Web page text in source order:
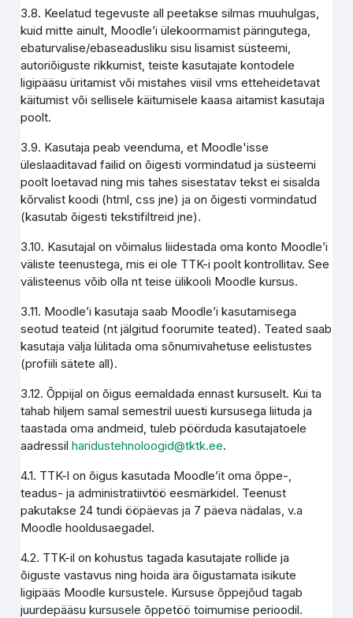
3.8. Keelatud tegevuste all peetakse silmas muuhulgas,
kuid mitte ainult, Moodle’i ülekoormamist päringutega,
ebaturvalise/ebaseadusliku sisu lisamist süsteemi,
autoriõiguste rikkumist, teiste kasutajate kontodele
ligipääsu üritamist või mistahes viisil vms etteheidetavat
käitumist või sellisele käitumisele kaasa aitamist kasutaja
poolt.
3.9. Kasutaja peab veenduma, et Moodle'isse
üleslaaditavad failid on õigesti vormindatud ja süsteemi
poolt loetavad ning mis tahes sisestatav tekst ei sisalda
kõrvalist koodi (html, css jne) ja on õigesti vormindatud
(kasutab õigesti tekstifiltreid jne).
3.10. Kasutajal on võimalus liidestada oma konto Moodle’i
väliste teenustega, mis ei ole TTK-i poolt kontrollitav. See
välisteenus võib olla nt teise ülikooli Moodle kursus.
3.11. Moodle’i kasutaja saab Moodle’i kasutamisega
seotud teateid (nt jälgitud foorumite teated). Teated saab
kasutaja välja lülitada oma sõnumivahetuse eelistustes
(profiili sätete all).
3.12. Õppijal on õigus eemaldada ennast kursuselt. Kui ta
tahab hiljem samal semestril uuesti kursusega liituda ja
taastada oma andmeid, tuleb pöörduda kasutajatoele
aadressilharidustehnoloogid@tktk.ee.
4.1. TTK-l on õigus kasutada Moodle’it oma õppe-,
teadus- ja administratiivtöö eesmärkidel. Teenust
pakutakse 24 tundi ööpäevas ja 7 päeva nädalas, v.a
Moodle hooldusaegadel.
4.2. TTK-il on kohustus tagada kasutajate rollide ja
õiguste vastavus ning hoida ära õigustamata isikute
ligipääs Moodle kursustele. Kursuse õppejõud tagab
juurdepääsu kursusele õppetöö toimumise perioodil.